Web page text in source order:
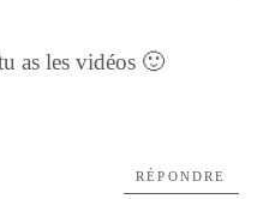
as les vidéos 🙂
RÉPONDRE